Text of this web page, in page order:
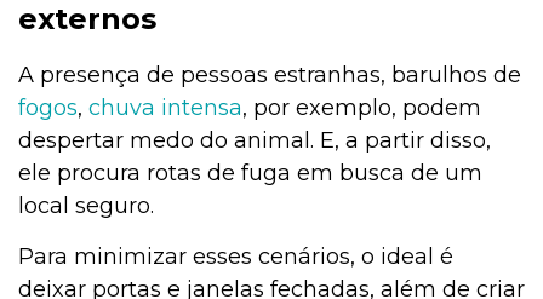
externos
A presença de pessoas estranhas, barulhos de
fogos, chuva intensa, por exemplo, podem
despertar medo do animal. E, a partir disso,
ele procura rotas de fuga em busca de um
local seguro.
Para minimizar esses cenários, o ideal é
deixar portas e janelas fechadas, além de criar